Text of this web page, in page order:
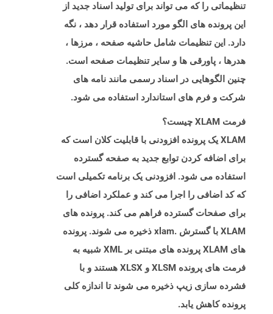
تنظیماتی را که می تواند برای تولید اسناد جدید از
این پرونده های الگو مورد استفاده قرار دهد ، نگه
دارد. این تنظیمات شامل حاشیه صفحه ، مرزها ،
هدرها ، پاورقی ها و سایر تنظیمات صفحه است.
چنین الگوهایی در اسناد رسمی مانند نامه های
شرکت و فرم های استاندارد استفاده می شود.
فرمت XLAM چیست؟
XLAM یک پرونده افزودنی با قابلیت کلان است که
برای اضافه کردن توابع جدید به صفحه گسترده
استفاده می شود. افزودنی یک برنامه تکمیلی است
که کد اضافی را اجرا می کند و عملکرد اضافی را
برای صفحات گسترده فراهم می کند. پرونده های
XLAM با گسترش .xlam ذخیره می شوند. پرونده
های XLAM پرونده های مبتنی بر XML شبیه به
فرمت های پرونده XLSM و XLSX هستند و با
فشرده سازی زیپ ذخیره می شوند تا اندازه کلی
پرونده کاهش یابد.